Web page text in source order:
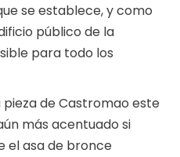
se establece, y como
público de la
para todo los
de Castromao este
más acentuado si
el asa de bronce